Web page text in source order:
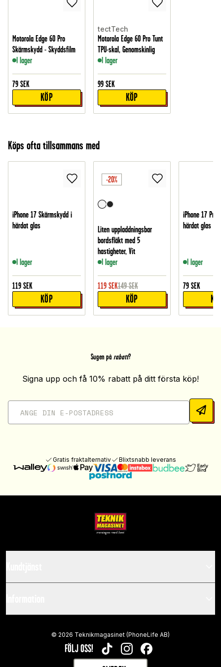
Motorola Edge 60 Pro
Skärmskydd - Skyddsfilm
I lager
79 SEK
KÖP
tectTech
Motorola Edge 60 Pro Tunt
TPU-skal, Genomskinlig
I lager
99 SEK
KÖP
Köps ofta tillsammans med
iPhone 17 Skärmskydd i
härdat glas
I lager
119 SEK
KÖP
-20%
Liten uppladdningsbar
bordsfläkt med 5
hastigheter, Vit
I lager
119 SEK149 SEK
KÖP
iPhone 17 Pro
härdat glas
I lager
79 SEK
Sugen på rabatt?
Signa upp och få 10% rabatt på ditt första köp!
Gratis fraktalternativ Blixtsnabb leverans
FÖLJ OSS! TIKTOKINSTAGRAMFACEBOOK
© 2026 Teknikmagasinet (PhoneLife AB)